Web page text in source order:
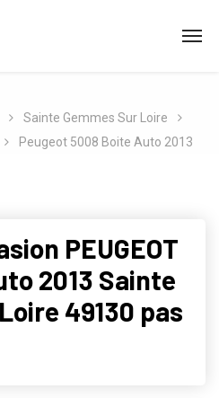
Sainte Gemmes Sur Loire
Peugeot 5008 Boite Auto 2013
PEUGEOT
2013 Sainte
49130 pas